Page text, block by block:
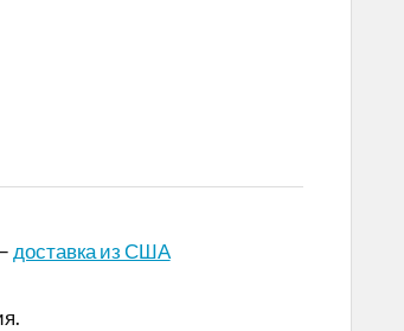
доставка из США